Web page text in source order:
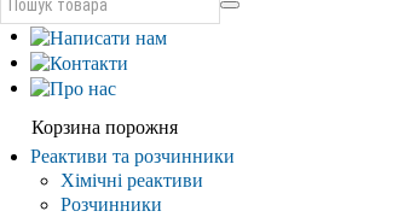
Корзина порожня
Реактиви та розчинники
Хімічні реактиви
Розчинники